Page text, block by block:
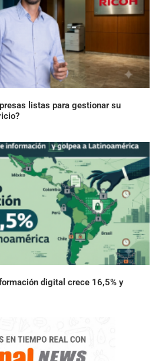
listas para gestionar su
digital crece 16,5% y